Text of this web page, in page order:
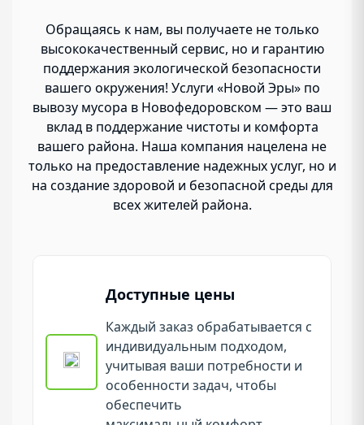
Обращаясь к нам, вы получаете не только
высококачественный сервис, но и гарантию
поддержания экологической безопасности
вашего окружения! Услуги «Новой Эры» по
вывозу мусора в Новофедоровском — это ваш
вклад в поддержание чистоты и комфорта
вашего района. Наша компания нацелена не
только на предоставление надежных услуг, но и
на создание здоровой и безопасной среды для
всех жителей района.
Доступные цены
Каждый заказ обрабатывается с
индивидуальным подходом,
учитывая ваши потребности и
особенности задач, чтобы
обеспечить